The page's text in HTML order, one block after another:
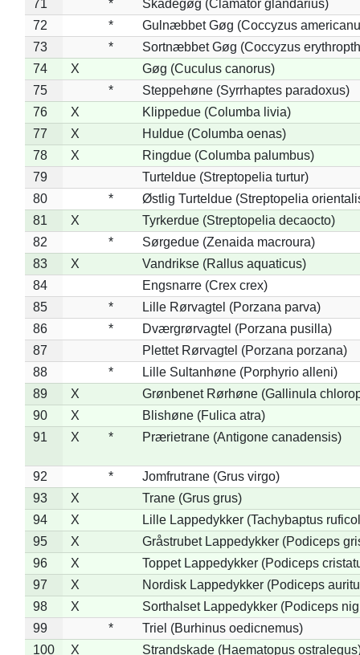
71
*
Skadegøg (Clamator glandarius)
72
*
Gulnæbbet Gøg (Coccyzus
73
*
Sortnæbbet Gøg (Coccyzus
74
X
Gøg (Cuculus canorus)
75
*
Steppehøne (Syrrhaptes paradoxus)
76
X
Klippedue (Columba livia)
77
X
Huldue (Columba oenas)
78
X
Ringdue (Columba palumbus)
79
Turteldue (Streptopelia turtur)
80
*
Østlig Turteldue (Streptopelia
81
X
Tyrkerdue (Streptopelia decaocto)
82
*
Sørgedue (Zenaida macroura)
83
X
Vandrikse (Rallus aquaticus)
84
Engsnarre (Crex crex)
85
*
Lille Rørvagtel (Porzana parva)
86
*
Dværgrørvagtel (Porzana pusilla)
87
Plettet Rørvagtel (Porzana porzana)
88
*
Lille Sultanhøne (Porphyrio alleni)
89
X
Grønbenet Rørhøne (Gallinula
90
X
Blishøne (Fulica atra)
91
X * Prærietrane (Antigone canadensis)
92 *
Jomfrutrane (Grus virgo)
93
X
Trane (Grus grus)
94
X
Lille Lappedykker (Tachybaptus
95
X
Gråstrubet Lappedykker (Podiceps
96
X
Toppet Lappedykker (Podiceps
97
X
Nordisk Lappedykker (Podiceps
98
X
Sorthalset Lappedykker (Podiceps
99
*
Triel (Burhinus oedicnemus)
100
X Strandskade (Haematopus